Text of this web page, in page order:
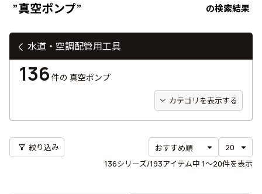
”真空ポンプ” の検索結果
136シリーズ/193アイテム中 1〜20件を表示
filter_alt 絞り込み
水道・空調配管用工具
136 件の 真空ポンプ
カテゴリを表示する